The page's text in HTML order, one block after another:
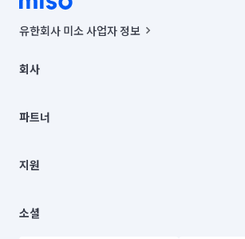
유한회사 미소 사업자 정보
00019 |
주소 | 본사: 서울특별시 종로구 율곡로 6(중학동,
컨택센터 : 서울특별시 종로구 수송동 율곡로 24, 7
상품, 상품정보, 거래에 관한 의무와 책임은 거래당사
언론 보도 관련 문의:
© 유한회사 미소. Miso, Inc. All Rights Reserved.
회사
채용
파트너
이사
지원
이용약관
소셜